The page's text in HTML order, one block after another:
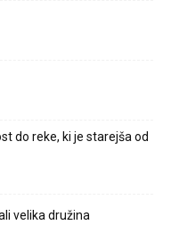
do reke, ki je starejša od
velika družina